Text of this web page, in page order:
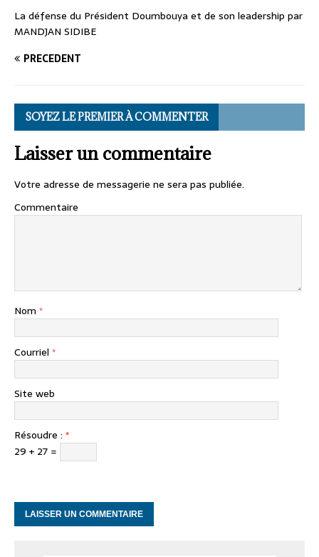
La défense du Président Doumbouya et de son leadership par
MANDJAN SIDIBE
PRÉCÉDENT
SOYEZ LE PREMIER À COMMENTER
Laisser un commentaire
Votre adresse de messagerie ne sera pas publiée.
Commentaire
Nom *
Courriel *
Site web
Résoudre : *
29 + 27 =